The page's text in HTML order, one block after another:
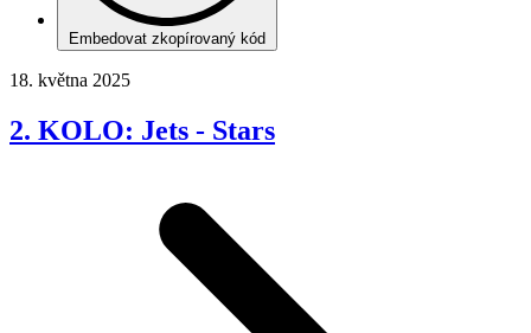
Embedovat zkopírovaný kód
18. května 2025
2. KOLO: Jets - Stars